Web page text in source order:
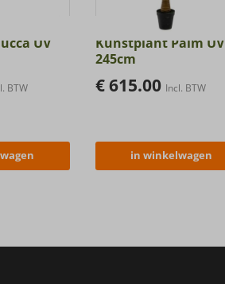
UV
BTW
Kunstplant Palm UV
245cm
€615.00 Incl. BTW
in winkelwagen